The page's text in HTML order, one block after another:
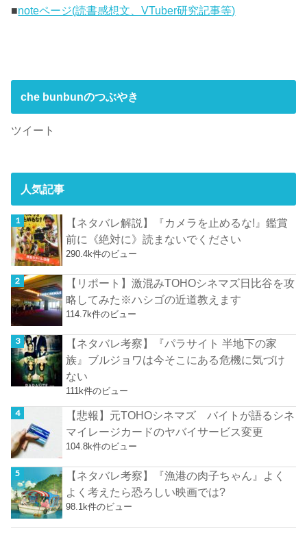
■noteページ(読書感想文、VTuber研究記事等)
che bunbunのつぶやき
ツイート
人気記事
【ネタバレ解説】『カメラを止めるな!』鑑賞
前に《絶対に》読まないでください
290.4k件のビュー
【リポート】激混みTOHOシネマズ日比谷を攻
略してみた※ハシゴの近道教えます
114.7k件のビュー
【ネタバレ考察】『パラサイト 半地下の家
族』ブルジョワは今そこにある危機に気づけ
ない
111k件のビュー
【悲報】元TOHOシネマズ バイトが語るシネ
マイレージカードのヤバイサービス変更
104.8k件のビュー
【ネタバレ考察】『漁港の肉子ちゃん』よく
よく考えたら恐ろしい映画では?
98.1k件のビュー